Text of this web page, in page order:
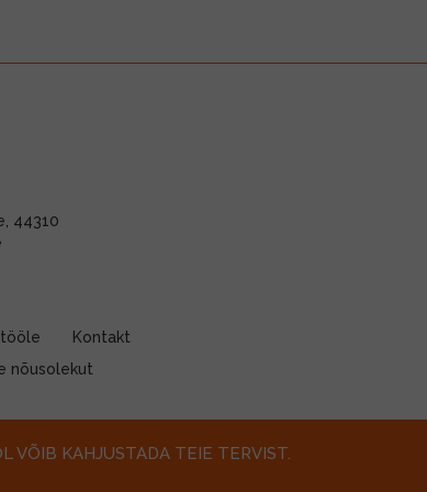
44310
Kontakt
nõusolekut
VÕIB KAHJUSTADA TEIE TERVIST.